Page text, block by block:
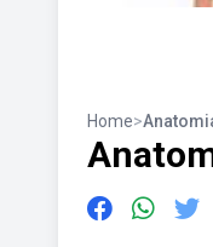
Home>